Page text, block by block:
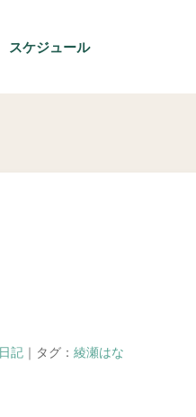
スケジュール
記｜タグ： 綾瀬はな